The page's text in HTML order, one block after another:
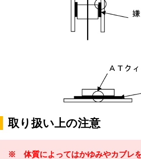
取り扱い上の注意
※ 体質によってはかゆみやカブレ